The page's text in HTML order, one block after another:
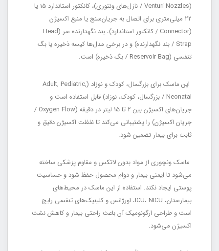
(Venturi Nozzles / نازل‌های ونتوری)، کانکتور استاندارد 15 یا
22 میلی‌متری برای اتصال به جریان‌سنج یا منبع اکسیژن
(Connector / کانکتور استاندارد)، بند نگهدارنده سر (Head
Strap / بند نگهدارنده) و در برخی مدل‌ها کیسه ذخیره یا بگ
تنفسی (Reservoir Bag / بگ ذخیره) است.
این ماسک برای بزرگسال، کودک و نوزاد (Adult, Pediatric,
Neonatal / بزرگسال، کودک، نوزاد) قابل استفاده است و
جریان‌های اکسیژن بین 2 تا 15 لیتر در دقیقه (Oxygen Flow /
جریان اکسیژن) را پشتیبانی می‌کند تا غلظت اکسیژن دقیق و
ثابت برای بیمار تضمین شود.
ماسک ونچوری از مواد بدون لاتکس و مقاوم پزشکی ساخته
می‌شود تا ایمنی بیمار و دوام محصول حفظ شود و حساسیت
پوستی ایجاد نکند. استفاده از این ماسک در محیط‌های
بیمارستان، ICU، NICU، اورژانس و کلینیک‌های تنفسی رایج
است و طراحی ارگونومیک آن باعث راحتی بیمار و کاهش نشت
اکسیژن می‌شود.